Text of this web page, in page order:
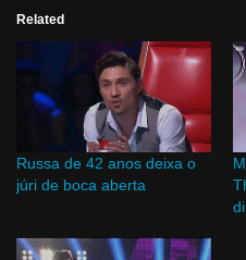
Related
Russa de 42 anos deixa o
júri de boca aberta